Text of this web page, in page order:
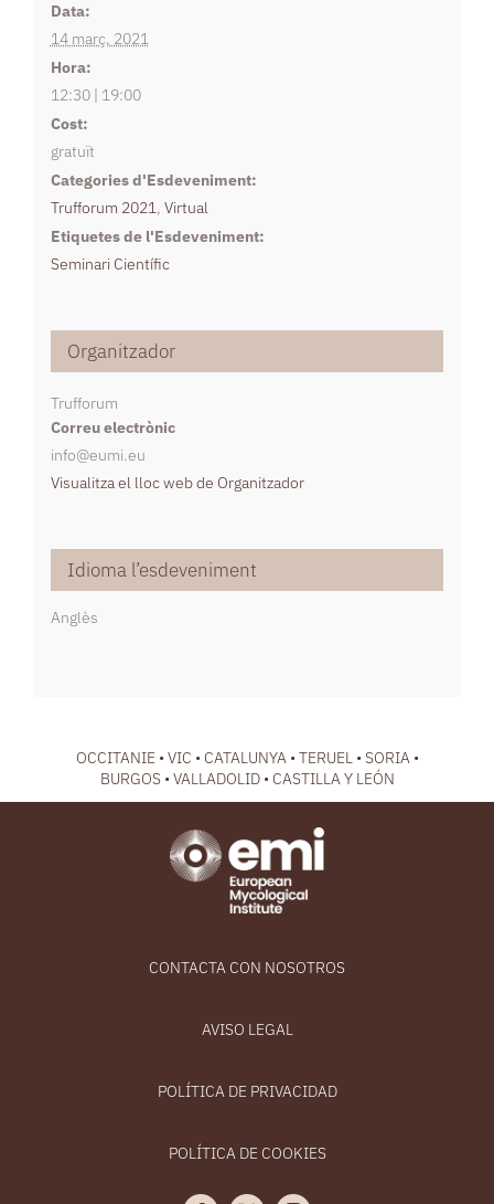
Data:
14 març, 2021
Hora:
12:30 | 19:00
Cost:
gratuït
Categories d'Esdeveniment:
Trufforum 2021, Virtual
Etiquetes de l'Esdeveniment:
Seminari Científic
Organitzador
Trufforum
Correu electrònic
info@eumi.eu
Visualitza el lloc web de Organitzador
Idioma l’esdeveniment
Anglès
OCCITANIE • VIC • CATALUNYA • TERUEL • SORIA •
BURGOS • VALLADOLID • CASTILLA Y LEÓN
CONTACTA CON NOSOTROS
AVISO LEGAL
POLÍTICA DE PRIVACIDAD
POLÍTICA DE COOKIES